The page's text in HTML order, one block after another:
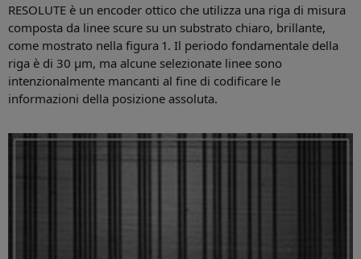
RESOLUTE è un encoder ottico che utilizza una riga di misura
composta da linee scure su un substrato chiaro, brillante,
come mostrato nella figura 1. Il periodo fondamentale della
riga è di 30 μm, ma alcune selezionate linee sono
intenzionalmente mancanti al fine di codificare le
informazioni della posizione assoluta.